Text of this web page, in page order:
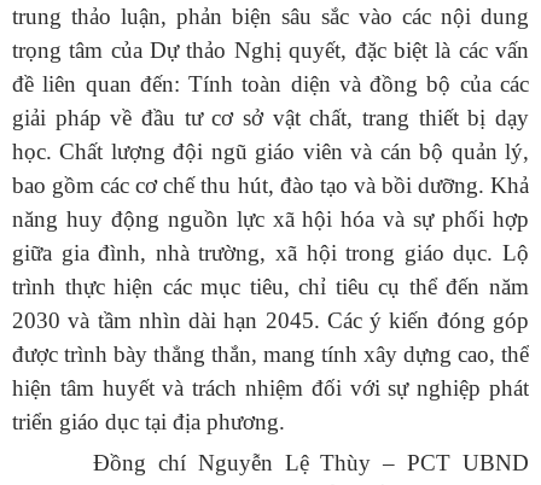
trung thảo luận, phản biện sâu sắc vào các nội dung
trọng tâm của Dự thảo Nghị quyết, đặc biệt là các vấn
đề liên quan đến: Tính toàn diện và đồng bộ của các
giải pháp về đầu tư cơ sở vật chất, trang thiết bị dạy
học. Chất lượng đội ngũ giáo viên và cán bộ quản lý,
bao gồm các cơ chế thu hút, đào tạo và bồi dưỡng. Khả
năng huy động nguồn lực xã hội hóa và sự phối hợp
giữa gia đình, nhà trường, xã hội trong giáo dục. Lộ
trình thực hiện các mục tiêu, chỉ tiêu cụ thể đến năm
2030 và tầm nhìn dài hạn 2045. Các ý kiến đóng góp
được trình bày thẳng thắn, mang tính xây dựng cao, thể
hiện tâm huyết và trách nhiệm đối với sự nghiệp phát
triển giáo dục tại địa phương.
Đồng chí Nguyễn Lệ Thùy – PCT UBND